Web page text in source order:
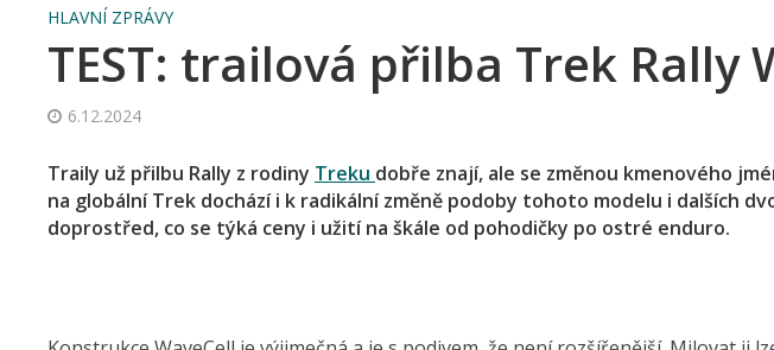
HLAVNÍ ZPRÁVY
TEST: trailová přilba Trek Rally
6.12.2024
Traily už přilbu Rally z rodiny Treku dobře znají, ale se změnou kmenového
na globální Trek dochází i k radikální změně podoby tohoto modelu i dalších
doprostřed, co se týká ceny i užití na škále od pohodičky po ostré enduro.